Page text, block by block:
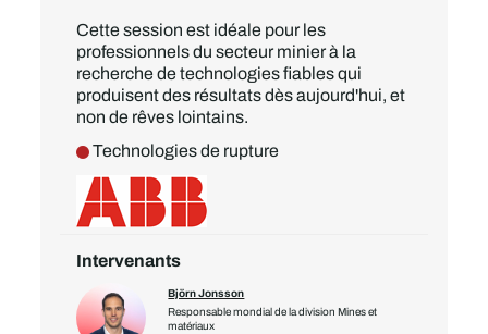
Cette session est idéale pour les
professionnels du secteur minier à la
recherche de technologies fiables qui
produisent des résultats dès aujourd'hui, et
non de rêves lointains.
Technologies de rupture
Intervenants
Björn Jonsson
Responsable mondial de la division Mines et
matériaux